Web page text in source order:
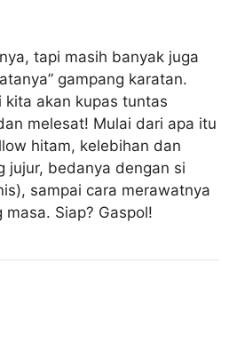
tapi masih banyak juga
gampang karatan.
akan kupas tuntas
melesat! Mulai dari apa itu
hitam, kelebihan dan
jujur, bedanya dengan si
sampai cara merawatnya
Siap? Gaspol!